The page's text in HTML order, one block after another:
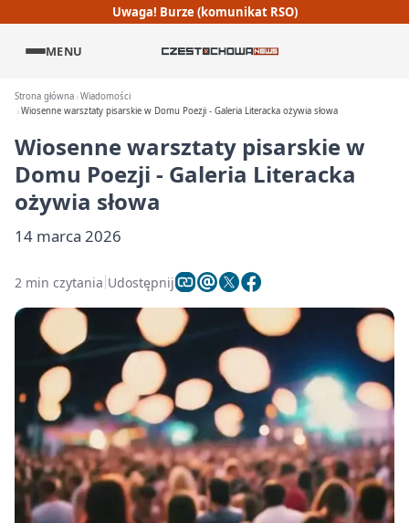
Uwaga! Burze (komunikat RSO)
MENU
Strona główna Wiadomości
Wiosenne warsztaty pisarskie w Domu Poezji - Galeria Literacka ożywia słowa
Wiosenne warsztaty pisarskie w
Domu Poezji - Galeria Literacka
ożywia słowa
14 marca 2026
2 min czytania Udostępnij